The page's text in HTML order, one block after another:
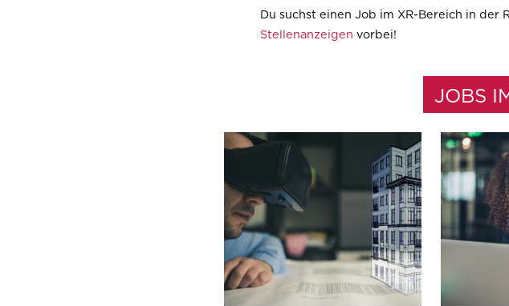
Du suchst einen Job im XR-Bereich in der
Stellenanzeigen vorbei!
JOBS